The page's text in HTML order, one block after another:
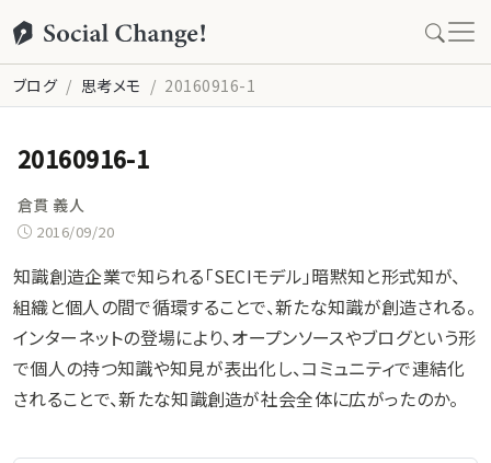
ブログ 思考メモ 20160916-1
20160916-1
倉貫 義人
2016/09/20
知識創造企業で知られる「SECIモデル」暗黙知と形式知が、
組織と個人の間で循環することで、新たな知識が創造される。
インターネットの登場により、オープンソースやブログという形
で個人の持つ知識や知見が表出化し、コミュニティで連結化
されることで、新たな知識創造が社会全体に広がったのか。